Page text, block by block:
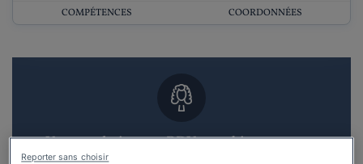
COMPÉTENCES COORDONNÉES
Vous souhaitez un RDV en cabinet avec un
Reporter sans choisir